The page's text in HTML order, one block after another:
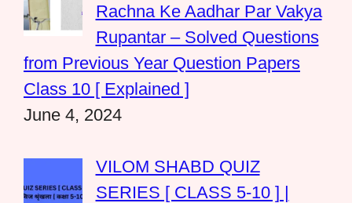
Rachna Ke Aadhar Par Vakya
Rupantar – Solved Questions
from Previous Year Question Papers
Class 10 [ Explained ]
June 4, 2024
VILOM SHABD QUIZ
SERIES [ CLASS 5-10 ] |